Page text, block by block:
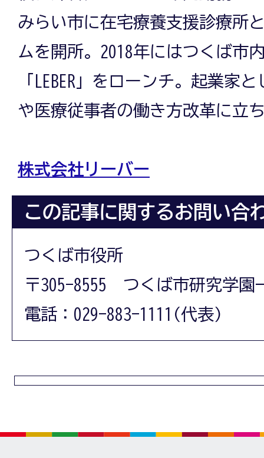
みらい市に在宅療養支援診療所
ムを開所。2018年にはつくば市
「LEBER」をローンチ。起業家
や医療従事者の働き方改革に立
株式会社リーバー
この記事に関するお問い合
つくば市役所
〒305-8555 つくば市研究学園
電話：029-883-1111(代表)